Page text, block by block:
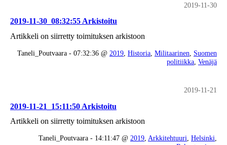
2019-11-30
2019-11-30_08:32:55 Arkistoitu
Artikkeli on siirretty toimituksen arkistoon
Taneli_Poutvaara - 07:32:36 @ 2019 Historia Militaarinen
Suomen
politiikka Venäjä
2019-11-21
2019-11-21_15:11:50 Arkistoitu
Artikkeli on siirretty toimituksen arkistoon
Taneli_Poutvaara - 14:11:47 @ 2019 Arkkitehtuuri Helsinki